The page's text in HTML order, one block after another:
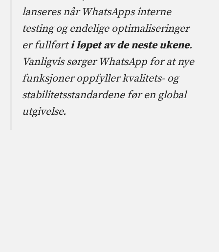
lanseres når WhatsApps interne
testing og endelige optimaliseringer
er fullførti løpet av de neste ukene.
Vanligvis sørger WhatsApp for at nye
funksjoner oppfyller kvalitets- og
stabilitetsstandardene før en global
utgivelse.